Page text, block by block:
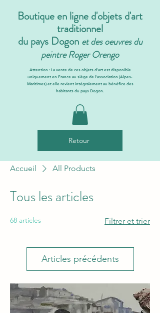
Boutique en ligne d'objets d'art
traditionnel
du pays Dogon et des oeuvres du
peintre Roger Orengo
Attention : La vente de ces objets d'art est disponible
uniquement en France au siège de l'association (Alpes-
Maritimes) et elle revient intégralement au bénéfice des
habitants du pays Dogon.
Retour
Accueil All Products
Tous les articles
68 articles Filtrer et trier
Articles précédents